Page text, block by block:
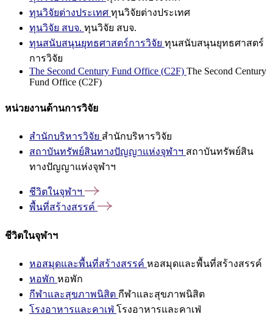
ทุนวิจัยต่างประเทศ ทุนวิจัยต่างประเทศ
ทุนวิจัย สบจ. ทุนวิจัย สบจ.
ทุนสนับสนุนยุทธศาสตร์การวิจัย ทุนสนับสนุนยุทธศาสตร์
การวิจัย
The Second Century Fund Office (C2F) The Second Century
Fund Office (C2F)
หน่วยงานด้านการวิจัย
สำนักบริหารวิจัย สำนักบริหารวิจัย
สถาบันทรัพย์สินทางปัญญาแห่งจุฬาฯ สถาบันทรัพย์สิน
ทางปัญญาแห่งจุฬาฯ
ชีวิตในจุฬาฯ
พื้นที่สร้างสรรค์
ชีวิตในจุฬาฯ
หอสมุดและพื้นที่สร้างสรรค์ หอสมุดและพื้นที่สร้างสรรค์
หอพัก หอพัก
กีฬาและสุขภาพนิสิต กีฬาและสุขภาพนิสิต
โรงอาหารและคาเฟ่ โรงอาหารและคาเฟ่